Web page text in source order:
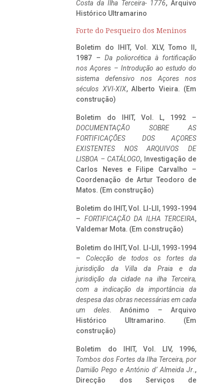
Costa da Ilha Terceira- 1776, Arquivo
Histórico Ultramarino
Forte do Pesqueiro dos Meninos
Boletim do IHIT, Vol. XLV, Tomo II,
1987 – Da poliorcética à fortificação
nos Açores – Introdução ao estudo do
sistema defensivo nos Açores nos
séculos XVI-XIX, Alberto Vieira. (Em
construção)
Boletim do IHIT, Vol. L, 1992 –
DOCUMENTAÇÃO SOBRE AS
FORTIFICAÇÕES DOS AÇORES
EXISTENTES NOS ARQUIVOS DE
LISBOA – CATÁLOGO, Investigação de
Carlos Neves e Filipe Carvalho –
Coordenação de Artur Teodoro de
Matos. (Em construção)
Boletim do IHIT, Vol. LI-LII, 1993-1994
– FORTIFICAÇÃO DA ILHA TERCEIRA,
Valdemar Mota. (Em construção)
Boletim do IHIT, Vol. LI-LII, 1993-1994
– Colecção de todos os fortes da
jurisdição da Villa da Praia e da
jurisdição da cidade na ilha Terceira,
com a indicação da importância da
despesa das obras necessárias em cada
um deles. Anónimo – Arquivo
Histórico Ultramarino. (Em
construção)
Boletim do IHIT, Vol. LIV, 1996,
Tombos dos Fortes da Ilha Terceira, por
Damião Pego e António d’ Almeida Jr.,
Direcção dos Serviços de